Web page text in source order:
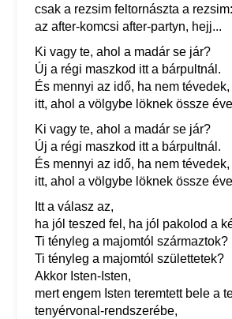
csak a rezsim feltornászta a rezsim:
az after-komcsi after-partyn, hejj...
Ki vagy te, ahol a madár se jár?
Új a régi maszkod itt a bárpultnál.
És mennyi az idő, ha nem tévedek,
itt, ahol a völgybe löknek össze
Ki vagy te, ahol a madár se jár?
Új a régi maszkod itt a bárpultnál.
És mennyi az idő, ha nem tévedek,
itt, ahol a völgybe löknek össze
Itt a válasz az,
ha jól teszed fel, ha jól pakolod a
Ti tényleg a majomtól származtok?
Ti tényleg a majomtól születtetek?
Akkor Isten-Isten,
mert engem Isten teremtett bele a
tenyérvonal-rendszerébe,